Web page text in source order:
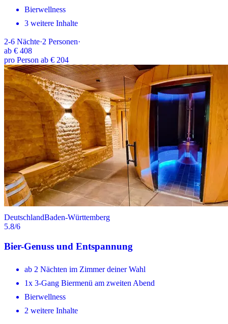
Bierwellness
3 weitere Inhalte
2-6 Nächte·2 Personen·
ab € 408
pro Person ab € 204
DeutschlandBaden-Württemberg
5.8/6
Bier-Genuss und Entspannung
ab 2 Nächten im Zimmer deiner Wahl
1x 3-Gang Biermenü am zweiten Abend
Bierwellness
2 weitere Inhalte